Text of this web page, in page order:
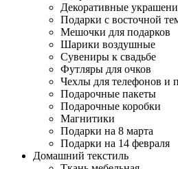
Декоративные
Подарки с восточной
Мешочки для подарков
Шарики воздушные
Сувениры к свадьбе
Футляры для очков
Чехлы для телефонов и
Подарочные пакеты
Подарочные коробки
Магнитики
Подарки на 8 марта
Подарки на 14 февраля
Домашний текстиль